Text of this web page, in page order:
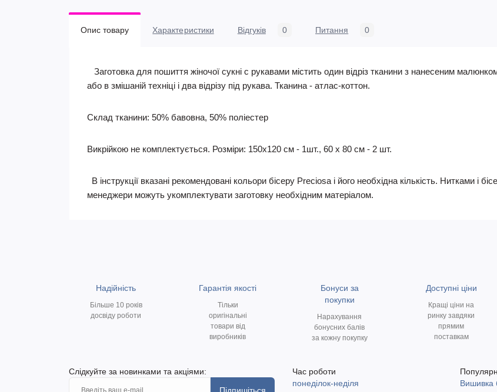
Опис товару Характеристики Відгуків 0 Питання 0
Заготовка для пошиття жіночої сукні c рукавами містить один відріз тканини з нанесеним
або в змішаній техніці і два відрізу під рукава. Тканина - атлас-коттон.
Склад тканини: 50% бавовна, 50% поліестер
Викрійкою не комплектується. Розміри: 150х120 см - 1шт., 60 х 80 см - 2 шт.
В інструкції вказані рекомендовані кольори бісеру Preciosa і його необхідна кількість. Нитками і
менеджери можуть укомплектувати заготовку необхідним матеріалом.
Надійність
Більше 10 років
досвіду роботи
Гарантія якості
Тільки
оригінальні
товари від
виробників
Бонуси за
покупки
Нарахування
бонусних балів
за кожну покупку
Доступні ціни
Кращі ціни на
ринку завдяки
прямим
поставкам
Слідкуйте за новинками та акціями:
Час роботи
понеділок-неділя
Вишивка